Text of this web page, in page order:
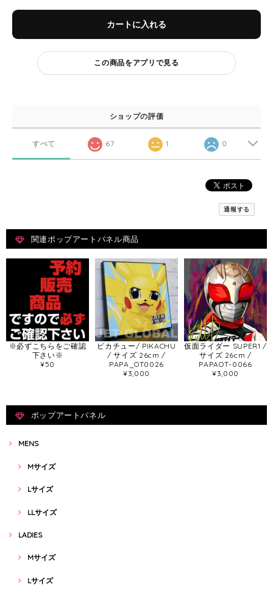
カートに入れる
この商品をアプリで見る
ショップの評価
すべて 67 1 0
通報する
関連ポップアートパネル商品
※必ずこちらをご確認
下さい※
¥50
ピカチュー/ PIKACHU
/ サイズ 26cm /
PAPA_OT0026
¥3,000
仮面ライダー SUPER1 /
サイズ 26cm /
PAPAOT-0066
¥3,000
ポップアートパネル
MENS
Mサイズ
Lサイズ
LLサイズ
LADIES
Mサイズ
Lサイズ